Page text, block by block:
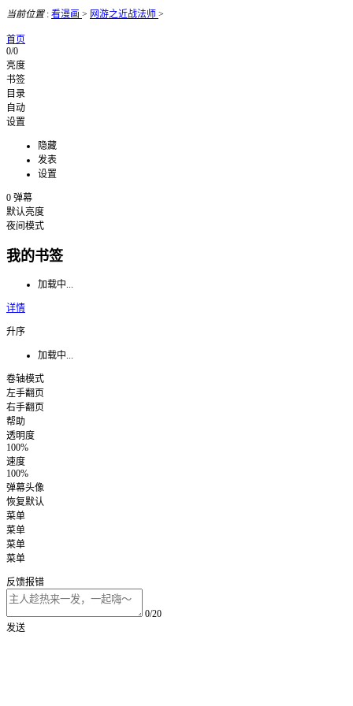
当前位置: 看漫画 > 网游之近战法师 >
首页
0/0
亮度
书签
目录
自动
设置
隐藏
发表
设置
0 弹幕
默认亮度
夜间模式
我的书签
加载中...
详情
升序
加载中...
卷轴模式
左手翻页
右手翻页
帮助
透明度
100%
速度
100%
弹幕头像
恢复默认
菜单
菜单
菜单
菜单
反馈报错
0/20
发送